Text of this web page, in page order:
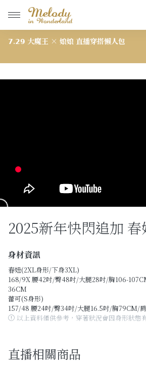
New Arrivals
2026 S/S-01 最後現貨
施華洛世奇水晶飾品區
Past Collections
全部
現貨專區-可快速出貨
C字頭商品- 防曬披肩/好穿內衣
KOL選品
最新消息
𝟳.𝟮𝟴 西喜 × 娘娘 直播穿
2025新年快閃追加
身材資訊
春妞(2XL身形/下身3XL)
168/9X 腰42吋/臀48吋/大腿28吋/胸106-
36CM
蕾可(S身形)
157/48 腰24吋/臀34吋/大腿16.5吋/胸79CM/
以上資料僅供參考，穿著狀況會因身形狀態
直播相關商品